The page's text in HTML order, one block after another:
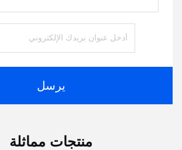
يرسل
منتجات مماثلة